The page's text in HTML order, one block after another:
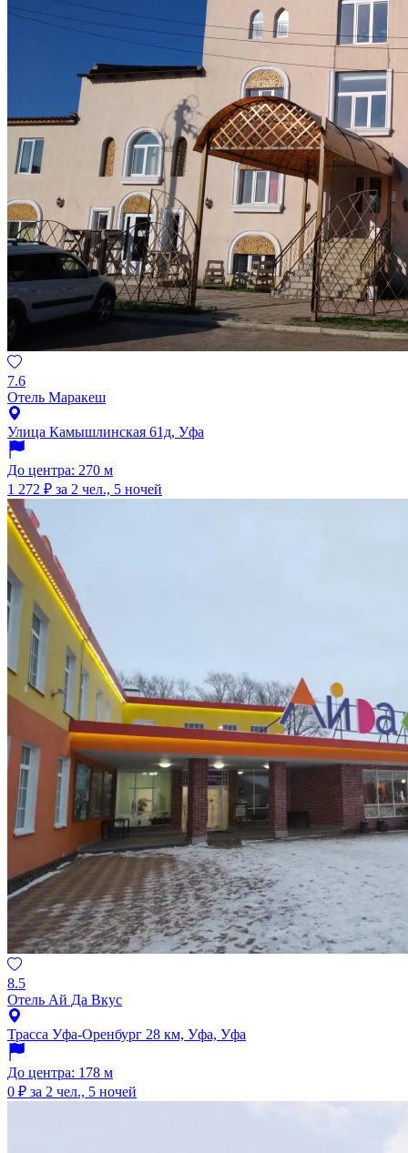
7.6
Отель Маракеш
Улица Камышлинская 61д, Уфа
До центра: 270 м
1 272 ₽ за 2 чел., 5 ночей
8.5
Отель Ай Да Вкус
Трасса Уфа-Оренбург 28 км, Уфа, Уфа
До центра: 178 м
0 ₽ за 2 чел., 5 ночей